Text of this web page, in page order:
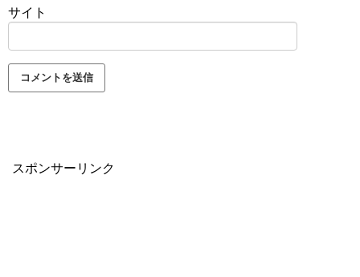
サイト
スポンサーリンク